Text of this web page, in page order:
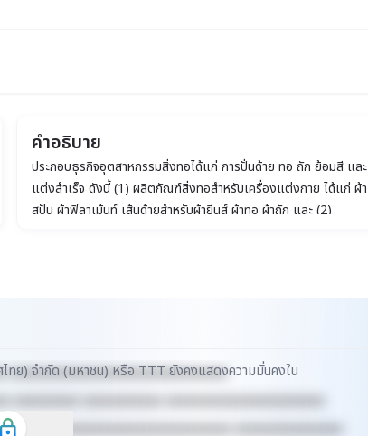
น)
คำอธิบาย
ประกอบธุรกิจอุตสาหกรรมสิ่งทอได้แก่ การปั่นด้าย ทอ ถัก ย้อมสี และ
แต่งสำเร็จ ดังนี้ (1) ผลิตภัณฑ์สิ่งทอสำหรับเครื่องแต่งกาย ได้แก่ ผ้า
สปัน ผ้าฟิลาเม้นท์ เส้นด้ายสำหรับผ้ายีนส์ ผ้าทอ ผ้าถัก และ (2)
xxxxxxxxxxxxxxxxxxxxxxxxxxxxxx
xxxxxxxxx xxxxxxxxxxx xxxxxxxxxxxxxxxxxxxxxx
xxxxxxxxxxxxxxxxxxxxxxxxxx xxxxxxxxxxxxxxx
ทย) จำกัด (มหาชน) หรือ TTT ยังคงแสดงความมั่นคงใน